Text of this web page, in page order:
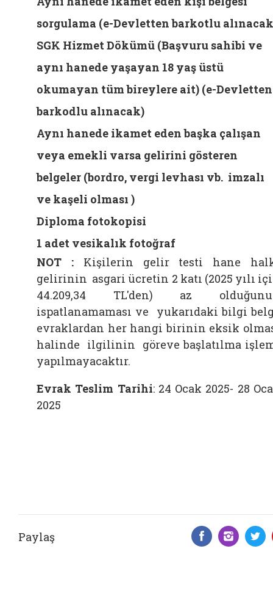
sorgulama (e-Devletten barkotlu
SGK Hizmet Dökümü (Başvuru sahibi ve
aynı hanede yaşayan 18 yaş üstü
okumayan tüm bireylere ait) (e-Devletten
barkodlu alınacak)
Aynı hanede ikamet eden başka çalışan
veya emekli varsa gelirini gösteren
belgeler (bordro, vergi levhası vb. imzalı
ve kaşeli olması )
Diploma fotokopisi
1 adet vesikalık fotoğraf
NOT :Kişilerin gelir testi hane
gelirinin asgari ücretin 2 katı (2025 yılı
44.209,34 TL'den) az
ispatlanamaması ve yukarıdaki bilgi
evraklardan her hangi birinin eksik
halinde ilgilinin göreve başlatılma
yapılmayacaktır.
Evrak Teslim Tarihi: 24 Ocak 2025- 28
2025
Paylaş